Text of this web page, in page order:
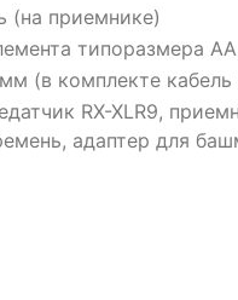
(на приемнике)
типоразмера АА
(в комплекте
RX-XLR9,
адаптер для